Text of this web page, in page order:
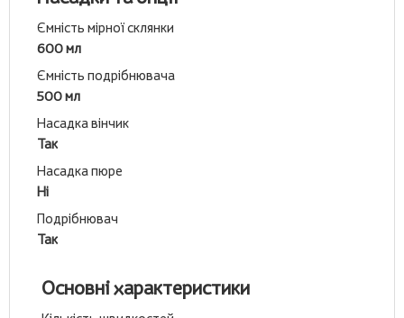
Ємність мірної склянки
600 мл
Ємність подрібнювача
500 мл
Насадка вінчик
Так
Насадка пюре
Ні
Подрібнювач
Так
Основні характеристики